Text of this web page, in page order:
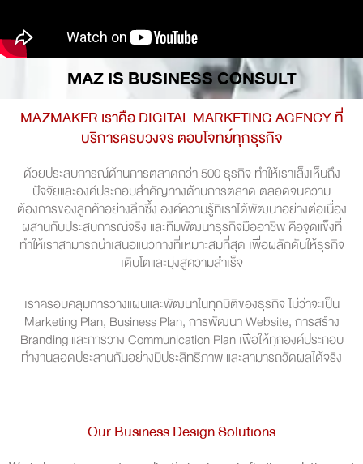
MAZ IS BUSINESS CONSULT
MAZMAKER เราคือ DIGITAL MARKETING AGENCY ที่
บริการครบวงจร ตอบโจทย์ทุกธุรกิจ
ด้วยประสบการณ์ด้านการตลาดกว่า 500 ธุรกิจ ทำให้เราเล็งเห็นถึง
ปัจจัยและองค์ประกอบสำคัญทางด้านการตลาด ตลอดจนความ
ต้องการของลูกค้าอย่างลึกซึ้ง องค์ความรู้ที่เราได้พัฒนาอย่างต่อเนื่อง
ผสานกับประสบการณ์จริง และทีมพัฒนาธุรกิจมืออาชีพ คือจุดแข็งที่
ทำให้เราสามารถนำเสนอแนวทางที่เหมาะสมที่สุด เพื่อผลักดันให้ธุรกิจ
เติบโตและมุ่งสู่ความสำเร็จ
เราครอบคลุมการวางแผนและพัฒนาในทุกมิติของธุรกิจ ไม่ว่าจะเป็น
Marketing Plan, Business Plan, การพัฒนา Website, การสร้าง
Branding และการวาง Communication Plan เพื่อให้ทุกองค์ประกอบ
ทำงานสอดประสานกันอย่างมีประสิทธิภาพ และสามารถวัดผลได้จริง
Our Business Design Solutions